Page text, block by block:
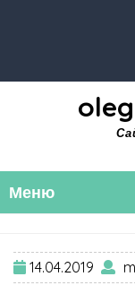
Меню
14.04.2019